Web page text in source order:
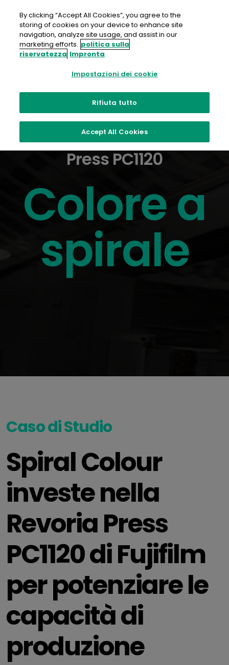
contenuto
Caso di Studio: Revoria
Press PC1120
Colore a
spirale
Caso di Studio
Spiral Colour
investe nella
Revoria Press
PC1120 di Fujifilm
per potenziare le
capacità di
produzione
By clicking “Accept All Cookies”, you agree to the
storing of cookies on your device to enhance site
navigation, analyze site usage, and assist in our
marketing efforts. politica sulla
riservatezza Impronta
Impostazioni dei cookie
Rifiuta tutto
Accept All Cookies